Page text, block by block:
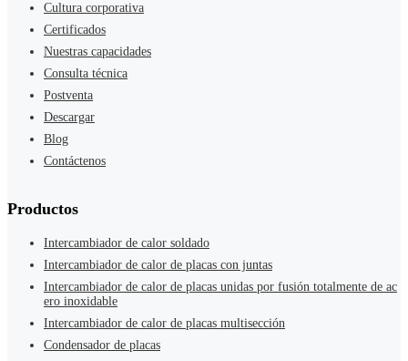
Cultura corporativa
Certificados
Nuestras capacidades
Consulta técnica
Postventa
Descargar
Blog
Contáctenos
Productos
Intercambiador de calor soldado
Intercambiador de calor de placas con juntas
Intercambiador de calor de placas unidas por fusión totalmente de ac
ero inoxidable
Intercambiador de calor de placas multisección
Condensador de placas